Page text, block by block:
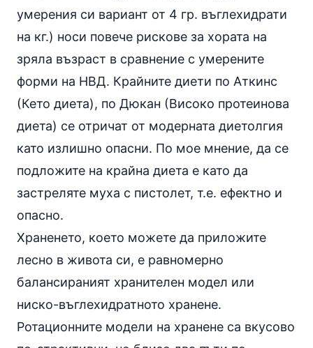
умерения си вариант от 4 гр. въглехидрати
на кг.) носи повече рискове за хората на
зряла възраст в сравнение с умерените
форми на НВД. Крайните диети по Аткинс
(Кето диета), по Дюкан (Високо протеинова
диета) се отричат от модерната диетолгия
като излишно опасни. По мое мнение, да се
подложите на крайна диета е като да
застреляте муха с пистолет, т.е. ефектно и
опасно.
Храненето, което можете да приложите
лесно в живота си, е равномерно
балансираният хранителен модел или
ниско-въглехидратното хранене.
Ротационните модели на хранене са вкусово